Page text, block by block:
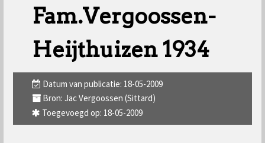
Fam.Vergoossen-
Heijthuizen 1934
Datum van publicatie: 18-05-2009
Bron: Jac Vergoossen (Sittard)
Toegevoegd op: 18-05-2009